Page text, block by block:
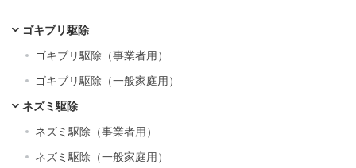
ゴキブリ駆除
ゴキブリ駆除（事業者用）
ゴキブリ駆除（一般家庭用）
ネズミ駆除
ネズミ駆除（事業者用）
ネズミ駆除（一般家庭用）